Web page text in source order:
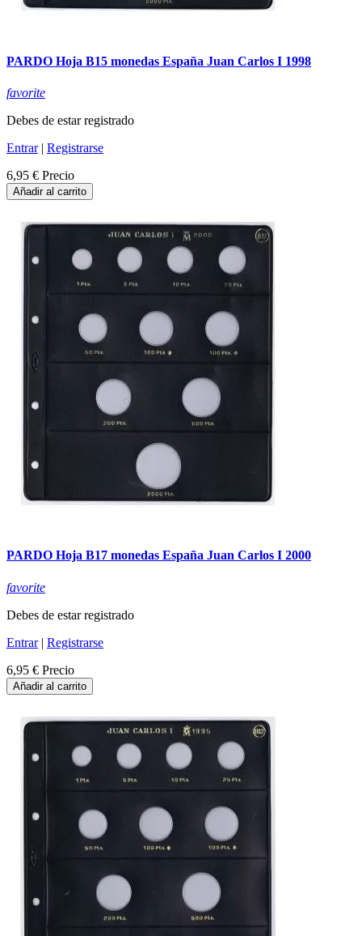
PARDO Hoja B15 monedas España Juan Carlos I 1998
favorite
Debes de estar registrado
Entrar| Registrarse
6,95 € Precio
Añadir al carrito
PARDO Hoja B17 monedas España Juan Carlos I 2000
favorite
Debes de estar registrado
Entrar| Registrarse
6,95 € Precio
Añadir al carrito